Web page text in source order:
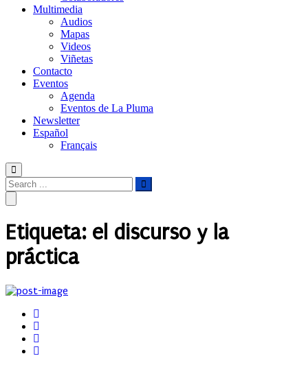
Multimedia
Audios
Mapas
Videos
Viñetas
Contacto
Eventos
Agenda
Eventos de La Pluma
Newsletter
Español
Français
Etiqueta: el discurso y la
práctica